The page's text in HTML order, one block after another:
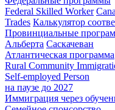
Federal Skilled Worker
Trades Калькулятор
Провинциальные
Альберта Саскачеван
Атлантическая программа
Rural Community
Self-employed Person
на паузе до 2027
Иммиграция через